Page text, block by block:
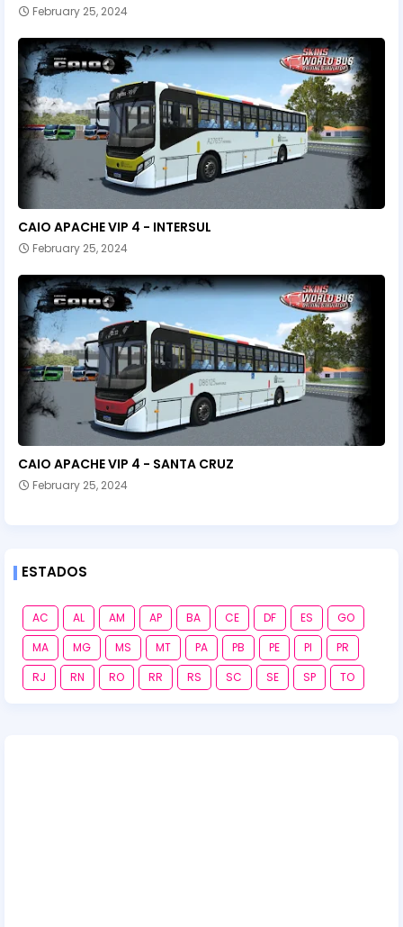
February 25, 2024
CAIO APACHE VIP 4 - INTERSUL
February 25, 2024
CAIO APACHE VIP 4 - SANTA CRUZ
February 25, 2024
ESTADOS
AC AL AM AP BA CE DF ES
GO
MA
MG MS MT PA PB PE PI
PR
RJ
RN RO RR RS SC SE SP TO